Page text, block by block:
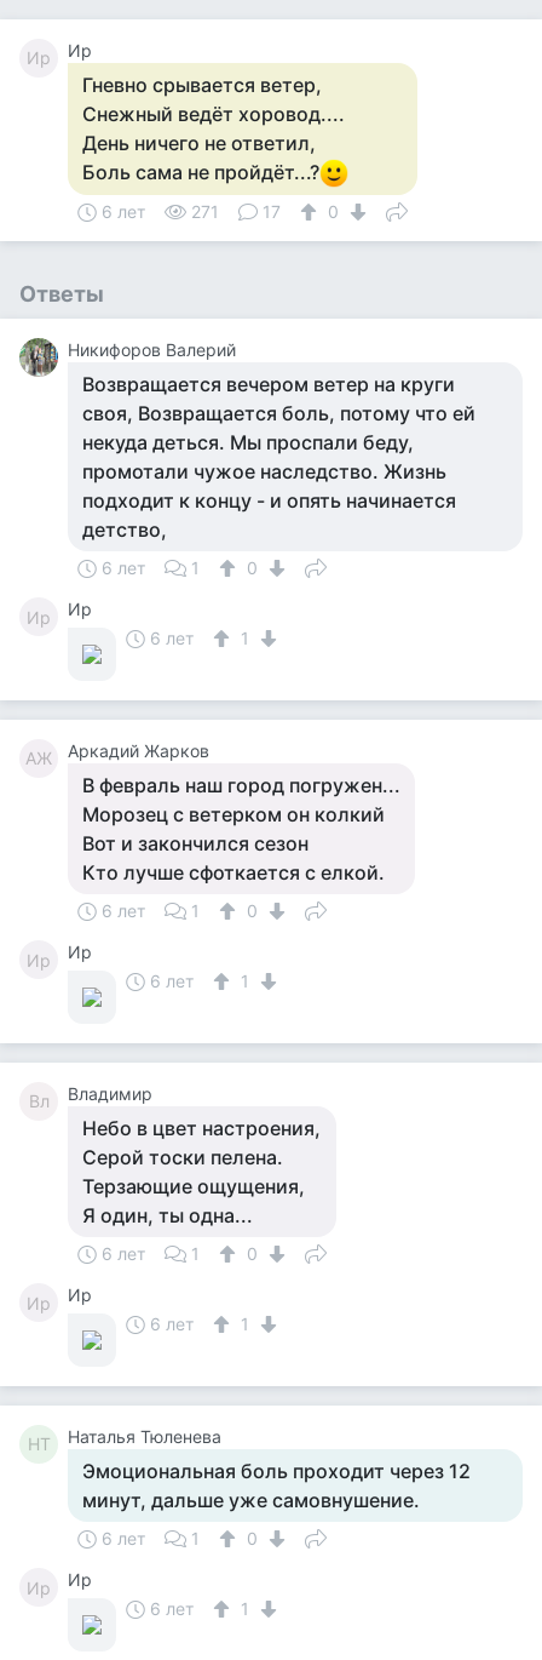
Ир Ир
Гневно срывается ветер,
Снежный ведёт хоровод....
День ничего не ответил,
Боль сама не пройдёт...?
6 лет 271 17 0
Ответы
Никифоров Валерий
Возвращается вечером ветер на круги
своя, Возвращается боль, потому что ей
некуда деться. Мы проспали беду,
промотали чужое наследство. Жизнь
подходит к концу - и опять начинается
детство,
6 лет 1 0
Ир
Ир
6 лет
1
АЖ Аркадий Жарков
В февраль наш город погружен...
Морозец с ветерком он колкий
Вот и закончился сезон
Кто лучше сфоткается с елкой.
6 лет 1 0
Ир
Ир
6 лет
1
Вл Владимир
Небо в цвет настроения,
Серой тоски пелена.
Терзающие ощущения,
Я один, ты одна...
6 лет 1 0
Ир
Ир
6 лет
1
НТ Наталья Тюленева
Эмоциональная боль проходит через 12
минут, дальше уже самовнушение.
6 лет 1 0
Ир
Ир
6 лет
1